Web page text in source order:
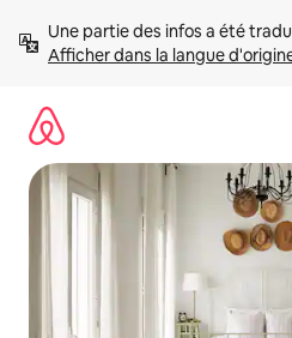
directement
Afficher dans la langue